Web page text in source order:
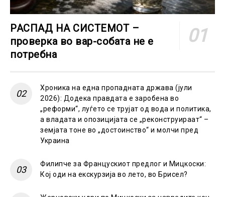
РАСПАД НА СИСТЕМОТ –
проверка во вар-собата не е
потребна
Хроника на една пропадната држава (јули
2026): Додека правдата е заробена во
„реформи“, луѓето се трујат од вода и политика,
а владата и опозицијата се „реконструираат“ –
земјата тоне во „достоинство“ и молчи пред
Украина
Филипче за Францускиот предлог и Мицкоски:
Кој оди на екскурзија во лето, во Брисел?